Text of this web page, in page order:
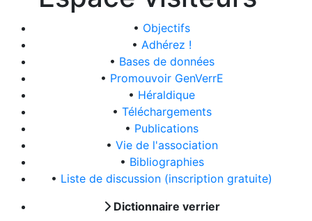
• Objectifs
• Adhérez !
• Bases de données
• Promouvoir GenVerrE
• Héraldique
• Téléchargements
• Publications
• Vie de l'association
• Bibliographies
• Liste de discussion (inscription gratuite)
Dictionnaire verrier